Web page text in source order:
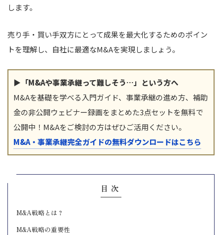
します。
売り手・買い手双方にとって成果を最大化するためのポイン
トを理解し、自社に最適なM&Aを実現しましょう。
▶「M&Aや事業承継って難しそう…」という方へ
M&Aを基礎を学べる入門ガイド、事業承継の進め方、補助
金の非公開ウェビナー録画をまとめた3点セットを無料で
公開中！M&Aをご検討の方はぜひご活用ください。
M&A・事業承継完全ガイドの無料ダウンロードはこちら
目次
M&A戦略とは？
M&A戦略の重要性